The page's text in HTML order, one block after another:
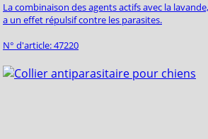
La combinaison des agents actifs avec la
a un effet répulsif contre les parasites.
N° d'article: 47220